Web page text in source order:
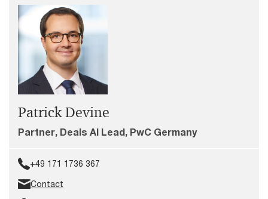
Patrick Devine
Partner, Deals AI Lead, PwC Germany
+49 171 1736 367
Contact